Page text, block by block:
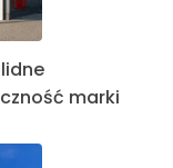
marki